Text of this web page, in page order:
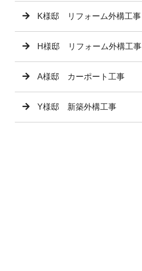
K様邸 リフォーム外構工事
H様邸 リフォーム外構工事
A様邸 カーポート工事
Y様邸 新築外構工事